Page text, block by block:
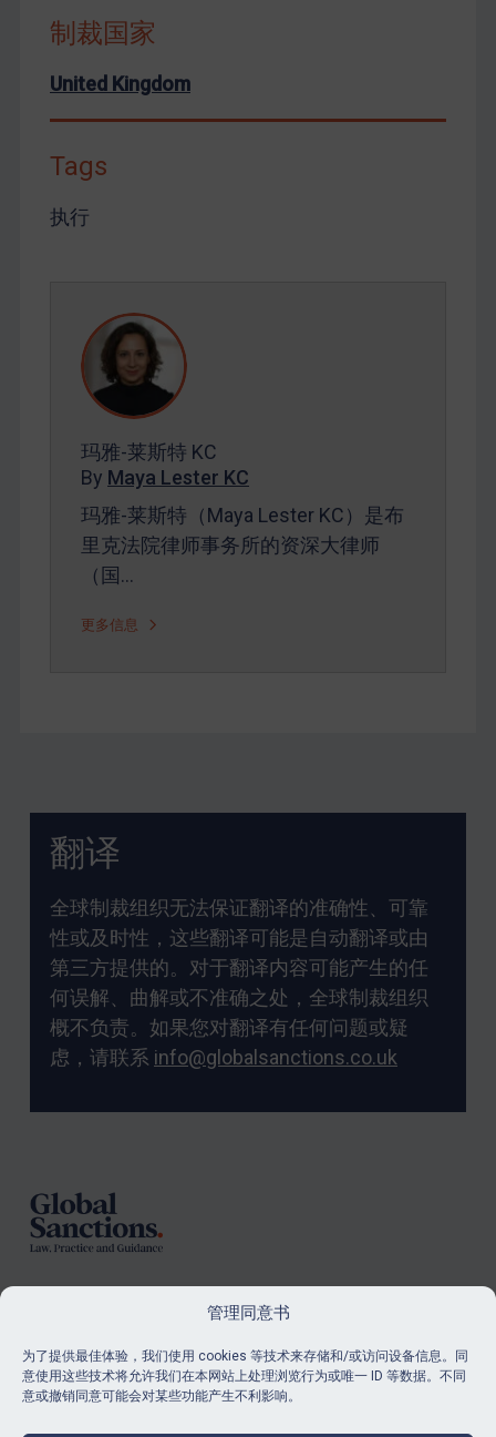
管理同意书
为了提供最佳体验，我们使用 cookies 等技术来存储和/或访问设备信息。同
意使用这些技术将允许我们在本网站上处理浏览行为或唯一 ID 等数据。不同
意或撤销同意可能会对某些功能产生不利影响。
制裁国家
United Kingdom
Tags
执行
玛雅-莱斯特 KC
By Maya Lester KC
玛雅-莱斯特（Maya Lester KC）是布
里克法院律师事务所的资深大律师
（国…
更多信息
翻译
全球制裁组织无法保证翻译的准确性、可靠
性或及时性，这些翻译可能是自动翻译或由
第三方提供的。对于翻译内容可能产生的任
何误解、曲解或不准确之处，全球制裁组织
概不负责。如果您对翻译有任何问题或疑
虑，请联系 info@globalsanctions.co.uk
订阅
了解我们的最新消息和资源。